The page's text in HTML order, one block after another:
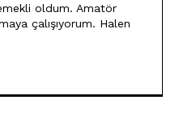
oldum. Amatör
çalışıyorum. Halen